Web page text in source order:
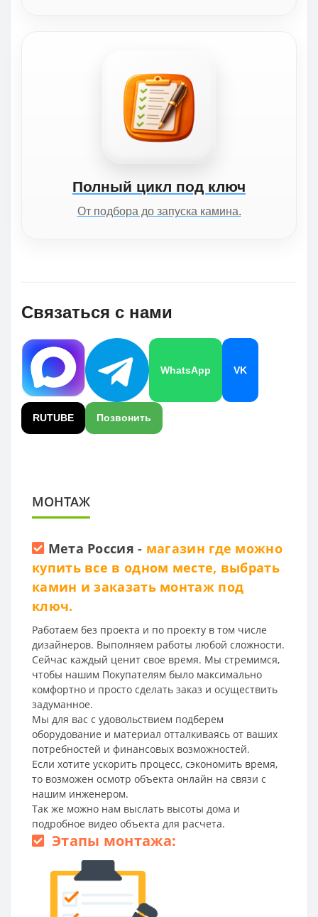
Полный цикл под ключ
От подбора до запуска камина.
Связаться с нами
WhatsApp VK
RUTUBE Позвонить
МОНТАЖ
Мета Россия - магазин где можно
купить все в одном месте, выбрать
камин и заказать монтаж под
ключ.
Работаем без проекта и по проекту в том числе
дизайнеров. Выполняем работы любой сложности.
Сейчас каждый ценит свое время. Мы стремимся,
чтобы нашим Покупателям было максимально
комфортно и просто сделать заказ и осуществить
задуманное.
Мы для вас с удовольствием подберем
оборудование и материал отталкиваясь от ваших
потребностей и финансовых возможностей.
Если хотите ускорить процесс, сэкономить время,
то возможен осмотр объекта онлайн на связи с
нашим инженером.
Так же можно нам выслать высоты дома и
подробное видео объекта для расчета.
Этапы монтажа: